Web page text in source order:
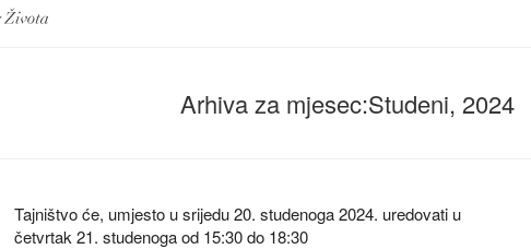
Arhiva za mjesec:Studeni, 2024
Tajništvo će, umjesto u srijedu 20. studenoga 2024. uredovati u
četvrtak 21. studenoga od 15:30 do 18:30